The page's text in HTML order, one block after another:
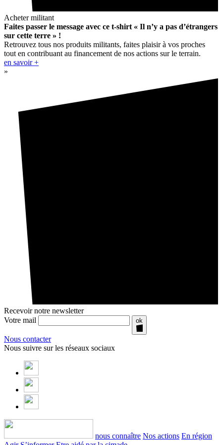
Acheter militant
Faites passer le message avec ce t-shirt « Il n’y a pas d’étrangers
sur cette terre » !
Retrouvez tous nos produits militants, faites plaisir à vos proches
tout en contribuant au financement de nos actions sur le terrain.
en savoir +
»
Recevoir notre newsletter
Votre mail
ok
Nous contacter
Nous suivre sur les réseaux sociaux
nous connaître Nos actions En région